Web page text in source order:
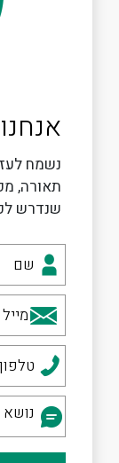
נשמח
תאורה,
שנדרש